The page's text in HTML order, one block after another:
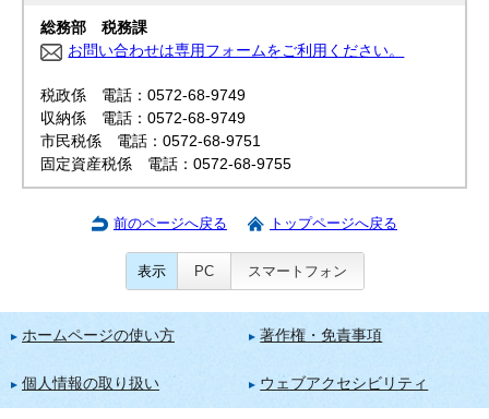
総務部 税務課
お問い合わせは専用フォームをご利用ください。
税政係 電話：0572-68-9749
収納係 電話：0572-68-9749
市民税係 電話：0572-68-9751
固定資産税係 電話：0572-68-9755
前のページへ戻る トップページへ戻る
表示 PC スマートフォン
ホームページの使い方 著作権・免責事項
個人情報の取り扱い ウェブアクセシビリティ